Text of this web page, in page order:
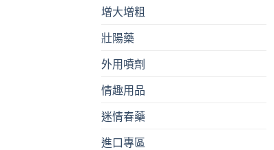
增大增粗
壯陽藥
外用噴劑
情趣用品
迷情春藥
進口專區